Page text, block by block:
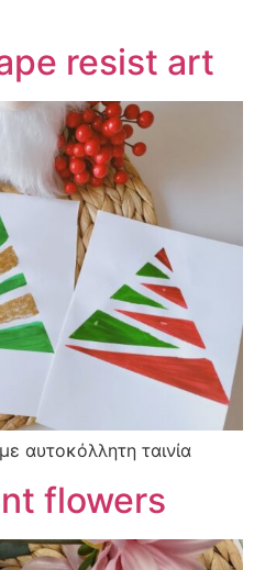
resist art
αυτοκόλλητη ταινία
flowers